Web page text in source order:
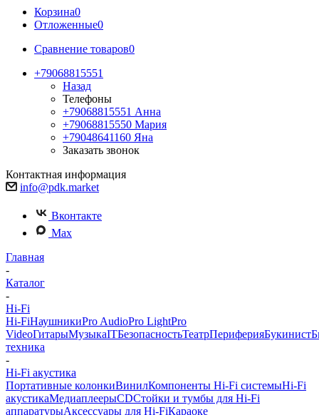
Корзина0
Отложенные0
Сравнение товаров0
+79068815551
Назад
Телефоны
+79068815551 Анна
+79068815550 Мария
+79048641160 Яна
Заказать звонок
Контактная информация
info@pdk.market
Вконтакте
Max
Главная
-
Каталог
-
Hi-Fi
Hi-FiНаушникиPro AudioPro LightPro
VideoГитарыМузыкаITБезопасностьТеатрПериферияБукинист
техника
-
Hi-Fi акустика
Портативные колонкиВинилКомпоненты Hi-Fi системыHi-Fi
акустикаМедиаплеерыCDСтойки и тумбы для Hi-Fi
аппаратурыАксессуары для Hi-FiКараоке